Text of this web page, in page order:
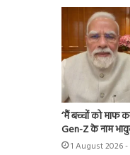
‘मैं बच्चों को माफ
Gen-Z के नाम
1 August 2026